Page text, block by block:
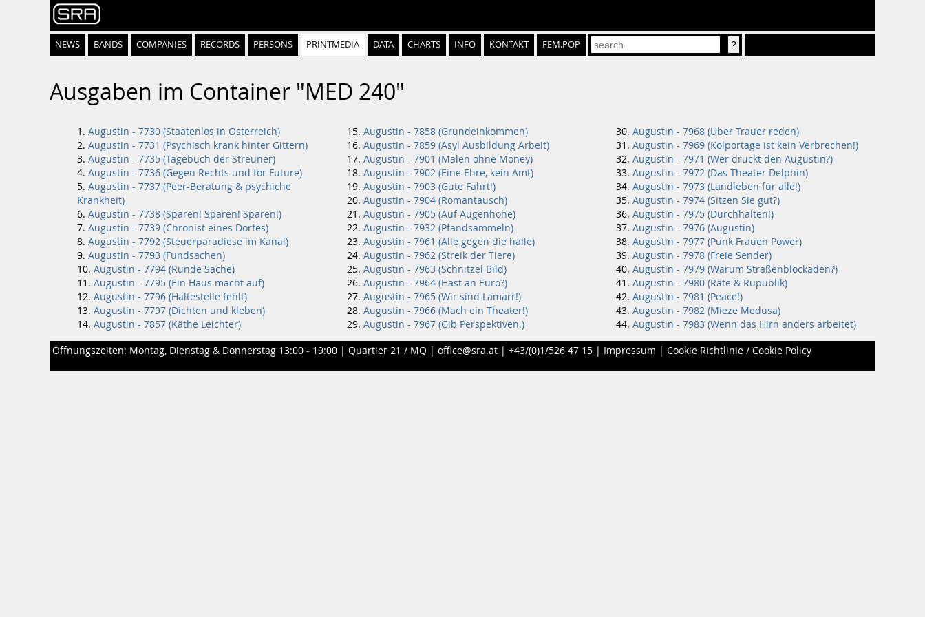
NEWS BANDS COMPANIES RECORDS PERSONS PRINTMEDIA DATA CHARTS INFO KONTAKT FEM.POP
Ausgaben im Container "MED 240"
Augustin - 7730 (Staatenlos in Österreich)
Augustin - 7731 (Psychisch krank hinter Gittern)
Augustin - 7735 (Tagebuch der Streuner)
Augustin - 7736 (Gegen Rechts und for Future)
Augustin - 7737 (Peer-Beratung & psychiche
Krankheit)
Augustin - 7738 (Sparen! Sparen! Sparen!)
Augustin - 7739 (Chronist eines Dorfes)
Augustin - 7792 (Steuerparadiese im Kanal)
Augustin - 7793 (Fundsachen)
Augustin - 7794 (Runde Sache)
Augustin - 7795 (Ein Haus macht auf)
Augustin - 7796 (Haltestelle fehlt)
Augustin - 7797 (Dichten und kleben)
Augustin - 7857 (Käthe Leichter)
Augustin - 7858 (Grundeinkommen)
Augustin - 7859 (Asyl Ausbildung Arbeit)
Augustin - 7901 (Malen ohne Money)
Augustin - 7902 (Eine Ehre, kein Amt)
Augustin - 7903 (Gute Fahrt!)
Augustin - 7904 (Romantausch)
Augustin - 7905 (Auf Augenhöhe)
Augustin - 7932 (Pfandsammeln)
Augustin - 7961 (Alle gegen die halle)
Augustin - 7962 (Streik der Tiere)
Augustin - 7963 (Schnitzel Bild)
Augustin - 7964 (Hast an Euro?)
Augustin - 7965 (Wir sind Lamarr!)
Augustin - 7966 (Mach ein Theater!)
Augustin - 7967 (Gib Perspektiven.)
Augustin - 7968 (Über Trauer reden)
Augustin - 7969 (Kolportage ist kein Verbrechen!)
Augustin - 7971 (Wer druckt den Augustin?)
Augustin - 7972 (Das Theater Delphin)
Augustin - 7973 (Landleben für alle!)
Augustin - 7974 (Sitzen Sie gut?)
Augustin - 7975 (Durchhalten!)
Augustin - 7976 (Augustin)
Augustin - 7977 (Punk Frauen Power)
Augustin - 7978 (Freie Sender)
Augustin - 7979 (Warum Straßenblockaden?)
Augustin - 7980 (Räte & Rupublik)
Augustin - 7981 (Peace!)
Augustin - 7982 (Mieze Medusa)
Augustin - 7983 (Wenn das Hirn anders arbeitet)
Öffnungszeiten: Montag, Dienstag & Donnerstag 13:00 - 19:00 | Quartier 21 / MQ | office@sra.at | +43/(0)1/526 47 15 | Impressum | Cookie Richtlinie / Cookie Policy